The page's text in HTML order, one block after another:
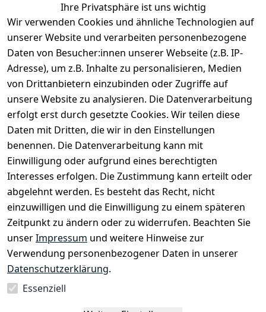
* markierte Felder sind Pflichtfelder
Es gilt unsereDatenschutzerklärung.
Widerruf bestätigen
Ihre Privatsphäre ist uns wichtig
Wir verwenden Cookies und ähnliche Technologien auf
unserer Website und verarbeiten personenbezogene
Daten von Besucher:innen unserer Webseite (z.B. IP-
Adresse), um z.B. Inhalte zu personalisieren, Medien
von Drittanbietern einzubinden oder Zugriffe auf
unsere Website zu analysieren. Die Datenverarbeitung
erfolgt erst durch gesetzte Cookies. Wir teilen diese
Daten mit Dritten, die wir in den Einstellungen
benennen. Die Datenverarbeitung kann mit
Einwilligung oder aufgrund eines berechtigten
Interesses erfolgen. Die Zustimmung kann erteilt oder
abgelehnt werden. Es besteht das Recht, nicht
einzuwilligen und die Einwilligung zu einem späteren
Zeitpunkt zu ändern oder zu widerrufen. Beachten Sie
unserImpressum und weitere Hinweise zur
Verwendung personenbezogener Daten in unserer
Datenschutzerklärung.
Essenziell
Rechtliches
Datenschutze
rklärung
Barrierefreihe
itserklärung
Widerrufsrec
ht
Services
Registrieren